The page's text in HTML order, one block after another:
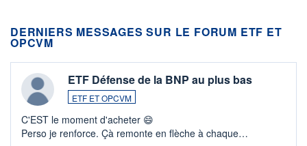
DERNIERS MESSAGES SUR LE FORUM ETF ET
OPCVM
ETF Défense de la BNP au plus bas
ETF ET OPCVM
C'EST le moment d'acheter 😄​
Perso je renforce. Çà remonte en flèche à chaque